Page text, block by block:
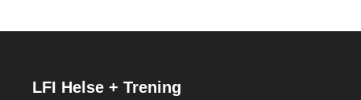
LFI Helse + Trening